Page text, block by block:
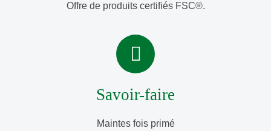
Offre de produits certifiés FSC®.
Savoir-faire
Maintes fois primé